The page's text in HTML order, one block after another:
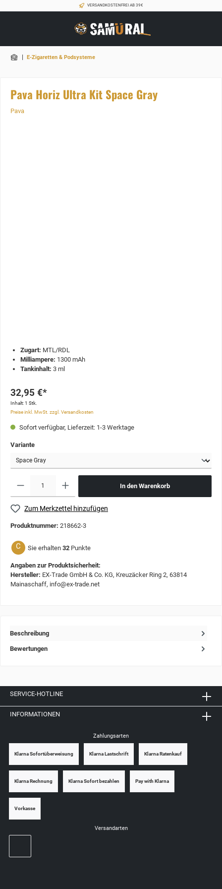
VERSANDKOSTENFREI AB 39€
| E-Zigaretten & Podsysteme
Pava Horiz Ultra Kit Space Gray
Pava
Zugart: MTL/RDL
Milliampere: 1300 mAh
Tankinhalt: 3 ml
32,95 €*
Inhalt:1 Stk.
Preise inkl. MwSt. zzgl. Versandkosten
Sofort verfügbar, Lieferzeit: 1-3 Werktage
Variante
In den Warenkorb
Zum Merkzettel hinzufügen
Produktnummer: 218662-3
C Sie erhalten 32 Punkte
Angaben zur Produktsicherheit:
Hersteller: EX-Trade GmbH & Co. KG, Kreuzäcker Ring 2, 63814
Mainaschaff, info@ex-trade.net
Beschreibung
Bewertungen
SERVICE-HOTLINE
INFORMATIONEN
Zahlungsarten
Klarna Sofortüberweisung Klarna Lastschrift Klarna Ratenkauf
Klarna Rechnung Klarna Sofort bezahlen Pay with Klarna
Vorkasse
Versandarten